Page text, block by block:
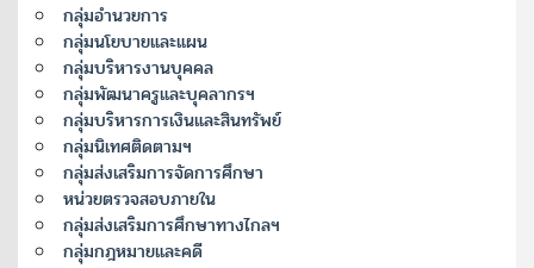
กลุ่มอำนวยการ
กลุ่มนโยบายและแผน
กลุ่มบริหารงานบุคคล
กลุ่มพัฒนาครูและบุคลากรฯ
กลุ่มบริหารการเงินและสินทรัพย์
กลุ่มนิเทศติดตามฯ
กลุ่มส่งเสริมการจัดการศึกษา
หน่วยตรวจสอบภายใน
กลุ่มส่งเสริมการศึกษาทางไกลฯ
กลุ่มกฎหมายและคดี